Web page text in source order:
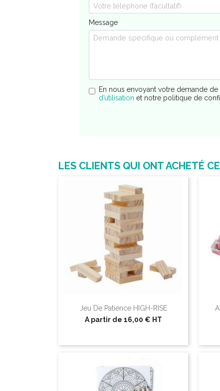
Message
En nous envoyant votre demande
d’utilisation et notre politique de
LES CLIENTS QUI ONT ACHETÉ
Jeu De Patience HIGH-RISE
A partir de 16,00 € HT